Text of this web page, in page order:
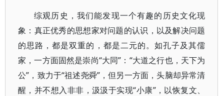
综观历史，我们能发现一个有趣的历史文化现
象：真正优秀的思想家对问题的认识，以及解决问题
的思路，都是双重的，都是二元的。如孔子及其儒
家，一方面固然是崇尚“大同”：“大道之行也，天下为
公”，致力于“祖述尧舜”，但另一方面，头脑却异常清
醒，并不想入非非，汲汲于实现“小康”，以恢复文、